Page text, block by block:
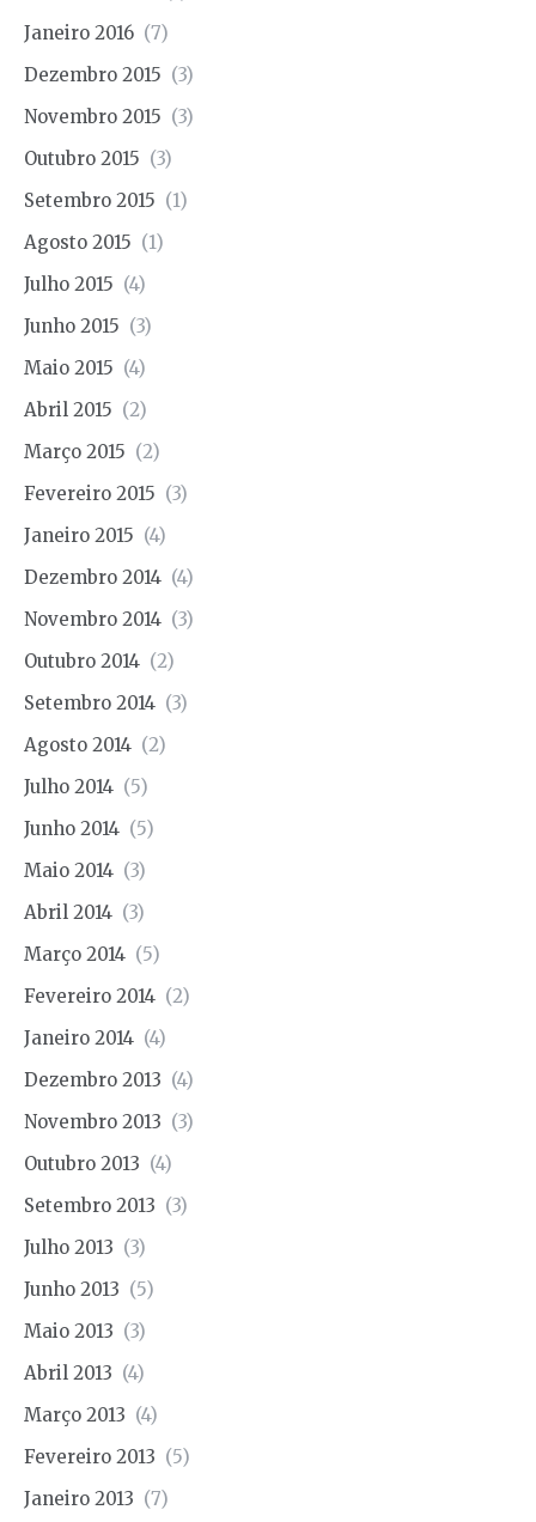
Janeiro 2016 (7)
Dezembro 2015 (3)
Novembro 2015 (3)
Outubro 2015 (3)
Setembro 2015 (1)
Agosto 2015 (1)
Julho 2015 (4)
Junho 2015 (3)
Maio 2015 (4)
Abril 2015 (2)
Março 2015 (2)
Fevereiro 2015 (3)
Janeiro 2015 (4)
Dezembro 2014 (4)
Novembro 2014 (3)
Outubro 2014 (2)
Setembro 2014 (3)
Agosto 2014 (2)
Julho 2014 (5)
Junho 2014 (5)
Maio 2014 (3)
Abril 2014 (3)
Março 2014 (5)
Fevereiro 2014 (2)
Janeiro 2014 (4)
Dezembro 2013 (4)
Novembro 2013 (3)
Outubro 2013 (4)
Setembro 2013 (3)
Julho 2013 (3)
Junho 2013 (5)
Maio 2013 (3)
Abril 2013 (4)
Março 2013 (4)
Fevereiro 2013 (5)
Janeiro 2013 (7)